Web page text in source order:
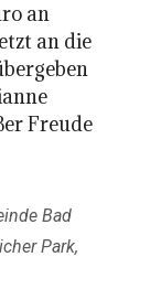
an
an die
Freude
Bad
Park,